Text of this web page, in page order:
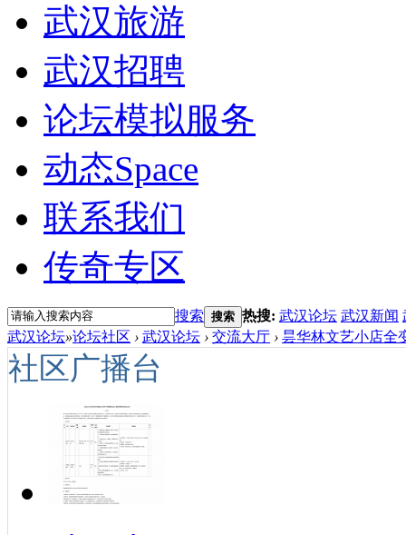
武汉旅游
武汉招聘
论坛模拟服务
动态Space
联系我们
传奇专区
搜索 搜索 热搜: 武汉论坛 武汉新闻
武汉论坛»论坛社区 › 武汉论坛 › 交流大厅 › 昙华林文艺小店全
社区广播台